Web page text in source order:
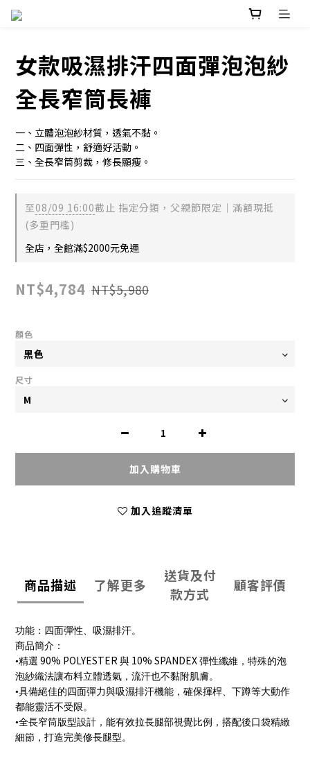
女款吸濕排汗四面彈泡泡紗
全長窄筒長褲
一、立體泡泡紗材質，透氣不黏。
二、四面彈性，舒適好活動。
三、全長窄筒剪裁，修長顯瘦。
至08/09 16:00截止 指定分類，父親節限定｜滿額現抵
(多重門檻)
全店，全館滿$2000元免運
NT$4,784 NT$5,980
顏色
尺寸
加入購物車
加入追蹤清單
商品描述 了解更多
送貨及付
款方式
顧客評價
功能：四面彈性、吸濕排汗。
商品簡介：
•精選 90% POLYESTER 與 10% SPANDEX 彈性纖維，特殊的泡
泡紗織法讓布料立體透氣，流汗也不黏附肌膚。
•具備絕佳的四面彈力與吸濕排汗機能，確保揮桿、下蹲等大動作
都能靈活不受限。
•全長窄筒版型設計，能有效拉長腿部視覺比例，搭配後口袋精緻
細節，打造完美修長腿型。